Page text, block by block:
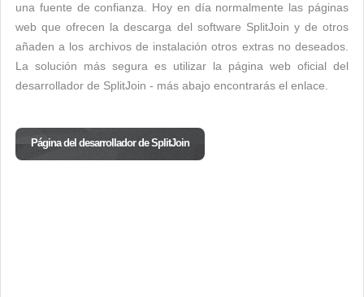
una fuente de confianza. Hoy en día normalmente las páginas
web que ofrecen la descarga del software SplitJoin y de otros
añaden a los archivos de instalación otros extras no deseados.
La solución más segura es utilizar la página web oficial del
desarrollador de SplitJoin - más abajo encontrarás el enlace.
Página del desarrollador de SplitJoin